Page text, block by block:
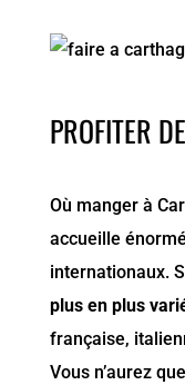
PROFITER
Où manger à
accueille
internationaux.
plus en plus
française,
Vous n’aurez